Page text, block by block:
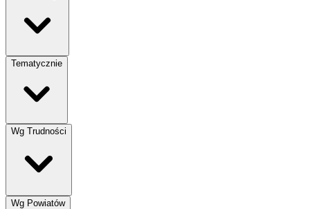
Tematycznie
Wg Trudności
Wg Powiatów